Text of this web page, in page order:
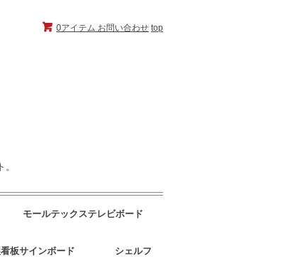
0アイテム お問い合わせ top
モールテックステレビボード
板サインボード シェルフ